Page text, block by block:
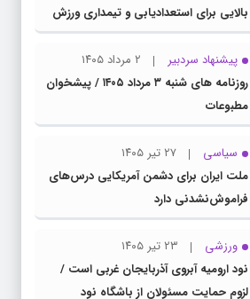
بالایی برای استعدادیابی و تیمداری ورزش
بانوان دارد
پیشنهاد سردبیر
۲ مرداد ۱۴۰۵
روزنامه های شنبه ۳ مرداد ۱۴۰۵ / پیشخوان
مطبوعات
سیاسی
۲۷ تیر ۱۴۰۵
ملت ایران برای دشمن آمریکایی درس‌های
فراموش‌نشدنی دارد
ورزشی
۲۳ تیر ۱۴۰۵
نود ارومیه آبروی آذربایجان غربی است /
لزوم حمایت مسئولان از باشگاه نود